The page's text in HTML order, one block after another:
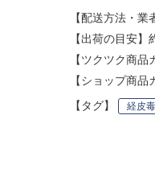
【配送方法・
【出荷の目安
【ツクツク商品
【ショップ商品
【タグ】
経皮毒